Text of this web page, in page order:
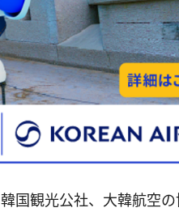
韓国観光公社、大韓航空